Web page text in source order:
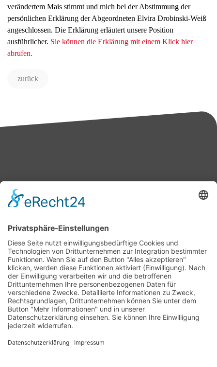
verändertem Mais stimmt und mich bei der Abstimmung der
persönlichen Erklärung der Abgeordneten Elvira Drobinski-Weiß
angeschlossen. Die Erklärung erläutert unsere Position
ausführlicher. Sie können die Erklärung mit einem Klick hier
abrufen.
zurück
Bärbel Bas
Presse & Downloads
Pressemitteilungen
Pressefotos
BASis Info
Newsletter-Abo